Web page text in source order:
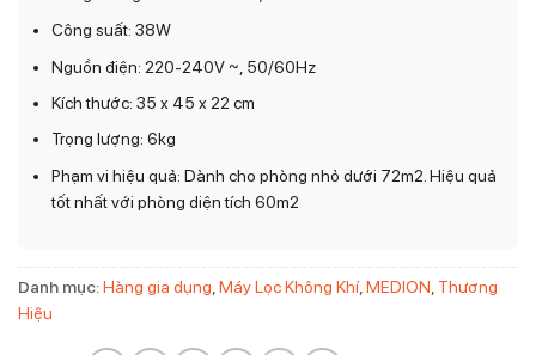
Công suất: 38W
Nguồn điện: 220-240V ~, 50/60Hz
Kích thước: 35 x 45 x 22 cm
Trọng lượng: 6kg
Phạm vi hiệu quả: Dành cho phòng nhỏ dưới 72m2. Hiệu quả
tốt nhất với phòng diện tích 60m2
Danh mục:Hàng gia dụng Máy Lọc Không Khí, MEDION Thương
Hiệu